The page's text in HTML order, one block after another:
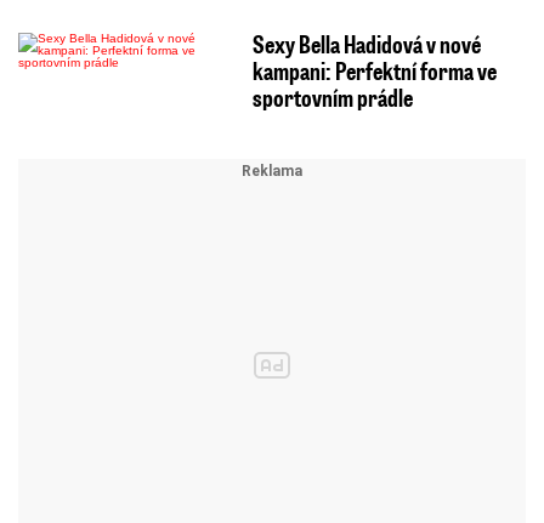
Sexy Bella Hadidová v nové
kampani: Perfektní forma ve
sportovním prádle